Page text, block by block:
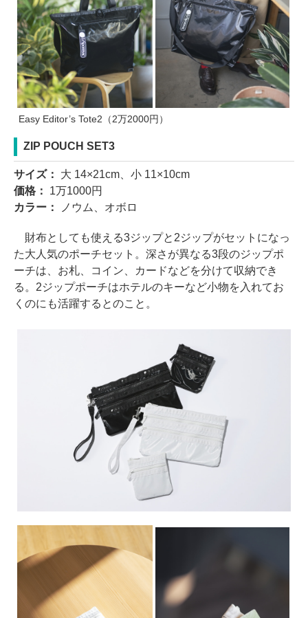
Easy Editor’s Tote2（2万2000円）
ZIP POUCH SET3
サイズ： 大 14×21cm、小 11×10cm
価格： 1万1000円
カラー：
ノウム、オボロ
財布としても使える3ジップと2ジップがセットになっ
た大人気のポーチセット。深さが異なる3段のジップポ
ーチは、お札、コイン、カードなどを分けて収納でき
る。2ジップポーチはホテルのキーなど小物を入れてお
くのにも活躍するとのこと。